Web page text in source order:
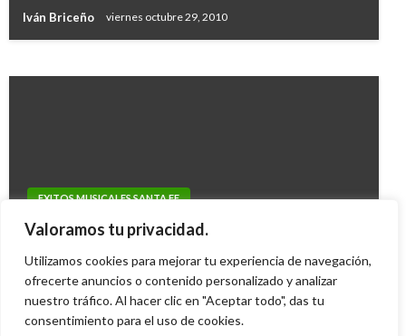
Valoramos tu privacidad.
Utilizamos cookies para mejorar tu experiencia de navegación,
ofrecerte anuncios o contenido personalizado y analizar
nuestro tráfico. Al hacer clic en "Aceptar todo", das tu
consentimiento para el uso de cookies.
Iván Briceño viernes octubre 29, 2010
EXITOS MUSICALES SANTA FE
La farándula se mueve con el Rollo de Radio
Iván Briceño jueves diciembre 1, 2011